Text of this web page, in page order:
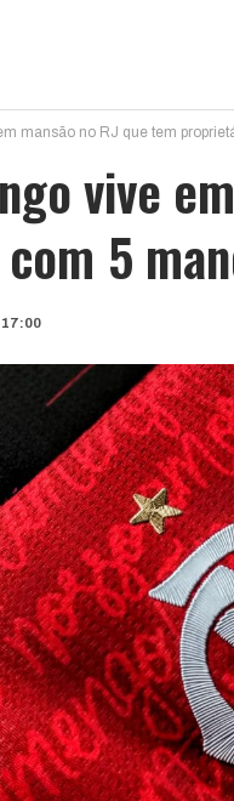
mansão no RJ que tem
vive
5
17:00